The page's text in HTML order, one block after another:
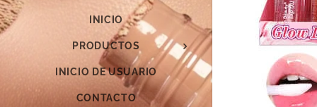
INICIO
PRODUCTOS
INICIO DE USUARIO
CONTACTO